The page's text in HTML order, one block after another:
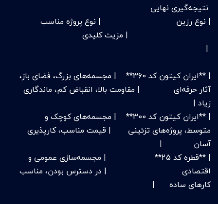
نتیجه‌گیری نهایی
| نوع رزین | نوع پروژه مناسب
| مزیت کلیدی
|
| **ایران کیتون کد 360** | مجسمه‌های بزرگ، فضای باز،
آثار حرفه‌ای | مقاومت بالا، انقباض کم، ماندگاری
زیاد |
| **ایران کیتون کد 300** | مجسمه‌های کوچک و
متوسط، پروژه‌های تزئینی | قیمت مناسب، کارپذیری
آسان |
| **قطره کد 25** | مجسمه‌سازی عمومی و
اقتصادی | در دسترس بودن، مناسب
کارهای ساده |